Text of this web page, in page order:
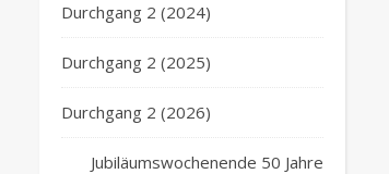
Durchgang 2 (2024)
Durchgang 2 (2025)
Durchgang 2 (2026)
Jubiläumswochenende 50 Jahre